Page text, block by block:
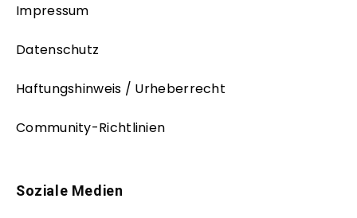
Impressum
Datenschutz
Haftungshinweis / Urheberrecht
Community-Richtlinien
Soziale Medien